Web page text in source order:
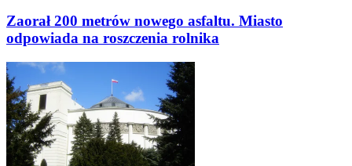
Zaorał 200 metrów nowego asfaltu. Miasto
odpowiada na roszczenia rolnika